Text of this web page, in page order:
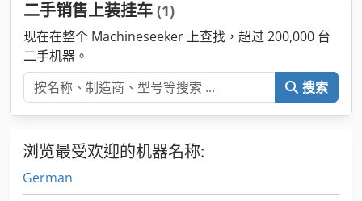
二手销售上装挂车 (1)
现在在整个 Machineseeker 上查找，超过 200,000 台
二手机器。
搜索
浏览最受欢迎的机器名称:
German